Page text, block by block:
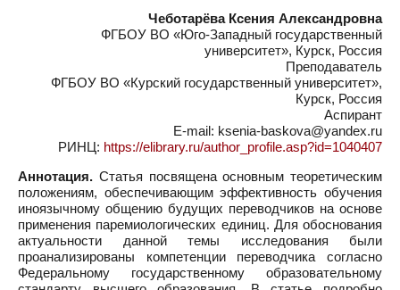
Чеботарёва Ксения Александровна
ФГБОУ ВО «Юго-Западный государственный
университет», Курск, Россия
Преподаватель
ФГБОУ ВО «Курский государственный университет»,
Курск, Россия
Аспирант
E-mail: ksenia-baskova@yandex.ru
РИНЦ: https://elibrary.ru/author_profile.asp?id=1040407
Аннотация. Статья посвящена основным теоретическим
положениям, обеспечивающим эффективность обучения
иноязычному общению будущих переводчиков на основе
применения паремиологических единиц. Для обоснования
актуальности данной темы исследования были
проанализированы компетенции переводчика согласно
Федеральному государственному образовательному